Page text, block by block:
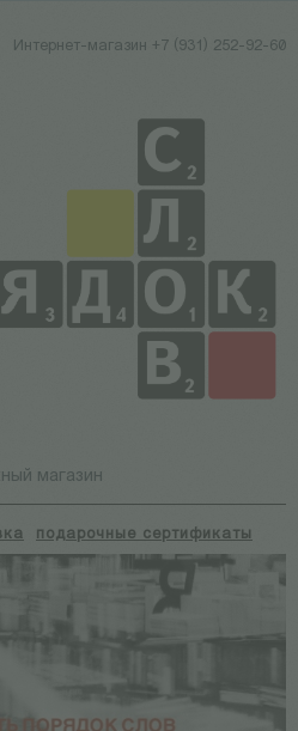
Интернет-магазин +7 (931) 252-92-60
магазин
подарочные сертификаты